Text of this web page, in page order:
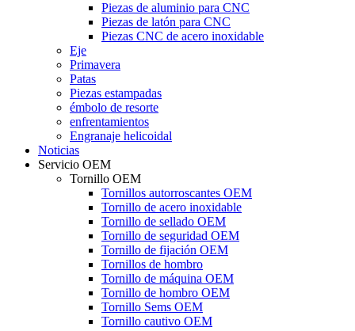
Piezas de aluminio para CNC
Piezas de latón para CNC
Piezas CNC de acero inoxidable
Eje
Primavera
Patas
Piezas estampadas
émbolo de resorte
enfrentamientos
Engranaje helicoidal
Noticias
Servicio OEM
Tornillo OEM
Tornillos autorroscantes OEM
Tornillo de acero inoxidable
Tornillo de sellado OEM
Tornillo de seguridad OEM
Tornillo de fijación OEM
Tornillos de hombro
Tornillo de máquina OEM
Tornillo de hombro OEM
Tornillo Sems OEM
Tornillo cautivo OEM